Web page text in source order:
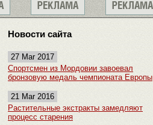
Новости сайта
27 Mar 2017
Спортсмен из Мордовии завоевал
бронзовую медаль чемпионата Европы
21 Mar 2016
Растительные экстракты замедляют
процесс старения